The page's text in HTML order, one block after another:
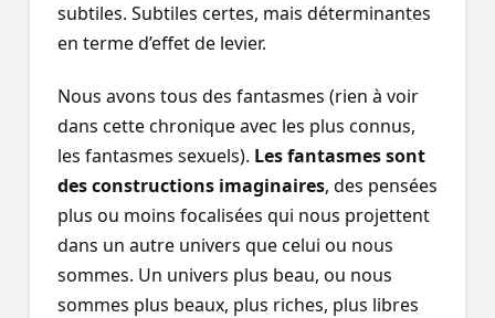
subtiles. Subtiles certes, mais déterminantes
en terme d’effet de levier.
Nous avons tous des fantasmes (rien à voir
dans cette chronique avec les plus connus,
les fantasmes sexuels). Les fantasmes sont
des constructions imaginaires, des pensées
plus ou moins focalisées qui nous projettent
dans un autre univers que celui ou nous
sommes. Un univers plus beau, ou nous
sommes plus beaux, plus riches, plus libres